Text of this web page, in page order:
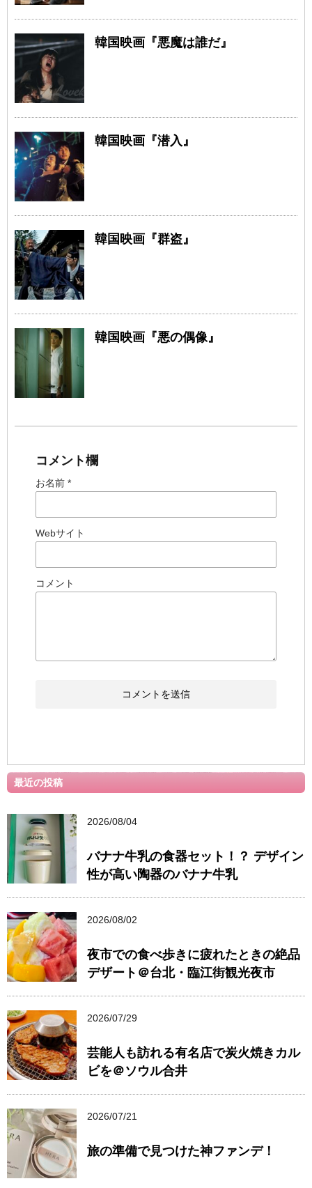
韓国映画『悪魔は誰だ』
韓国映画『潜入』
韓国映画『群盗』
韓国映画『悪の偶像』
コメント欄
お名前 *
Webサイト
コメント
最近の投稿
2026/08/04
バナナ牛乳の食器セット！？ デザイン
性が高い陶器のバナナ牛乳
2026/08/02
夜市での食べ歩きに疲れたときの絶品
デザート＠台北・臨江街観光夜市
2026/07/29
芸能人も訪れる有名店で炭火焼きカル
ビを＠ソウル合井
2026/07/21
旅の準備で見つけた神ファンデ！